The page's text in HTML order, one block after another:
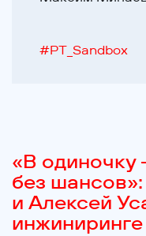
#PT_Sandbox
«В одиночку
без
и Алексей
инжиниринге